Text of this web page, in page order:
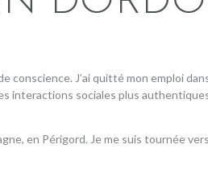
conscience. J’ai quitté mon emploi
interactions sociales plus
en Périgord. Je me suis tournée